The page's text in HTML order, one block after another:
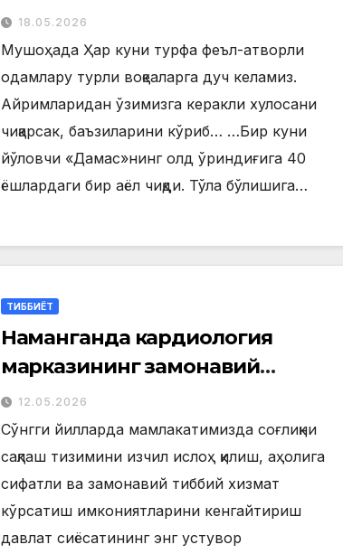
18.05.2026
Мушоҳада Ҳар куни турфа феъл-атворли
одамлару турли воқеаларга дуч келамиз.
Айримларидан ўзимизга керакли хулосани
чиқарсак, баъзиларини кўриб… …Бир куни
йўловчи «Дамас»нинг олд ўриндиғига 40
ёшлардаги бир аёл чиқди. Тўла бўлишига…
ТИББИЁТ
Наманганда кардиология
марказининг замонавий
филиали фойдаланишга
топширилди
12.05.2026
Сўнгги йилларда мамлакатимизда соғлиқни
сақлаш тизимини изчил ислоҳ қилиш, аҳолига
сифатли ва замонавий тиббий хизмат
кўрсатиш имкониятларини кенгайтириш
давлат сиёсатининг энг устувор